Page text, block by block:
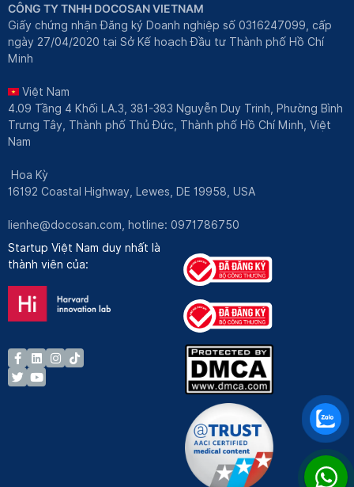
CÔNG TY TNHH DOCOSAN VIETNAM
Giấy chứng nhận Đăng ký Doanh nghiệp số 0316247099, cấp
ngày 27/04/2020 tại Sở Kế hoạch Đầu tư Thành phố Hồ Chí
Minh
Việt Nam
4.09 Tầng 4 Khối LA.3, 381-383 Nguyễn Duy Trinh, Phường Bình
Trưng Tây, Thành phố Thủ Đức, Thành phố Hồ Chí Minh, Việt
Nam
Hoa Kỳ
16192 Coastal Highway, Lewes, DE 19958, USA
lienhe@docosan.com , hotline: 0971786750
Startup Việt Nam duy nhất là
thành viên của: